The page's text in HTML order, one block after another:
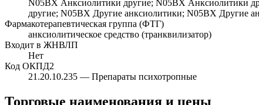
N05BX Анксиолитики другие; N05BX Анксиолитики
другие; N05BX Другие анксиолитики; N05BX Другие
Фармакотерапевтическая группа (ФТГ)
анксиолитическое средство (транквилизатор)
Входит в ЖНВЛП
Нет
Код ОКПД2
21.20.10.235 — Препараты психотропные
Торговые наименования и цены